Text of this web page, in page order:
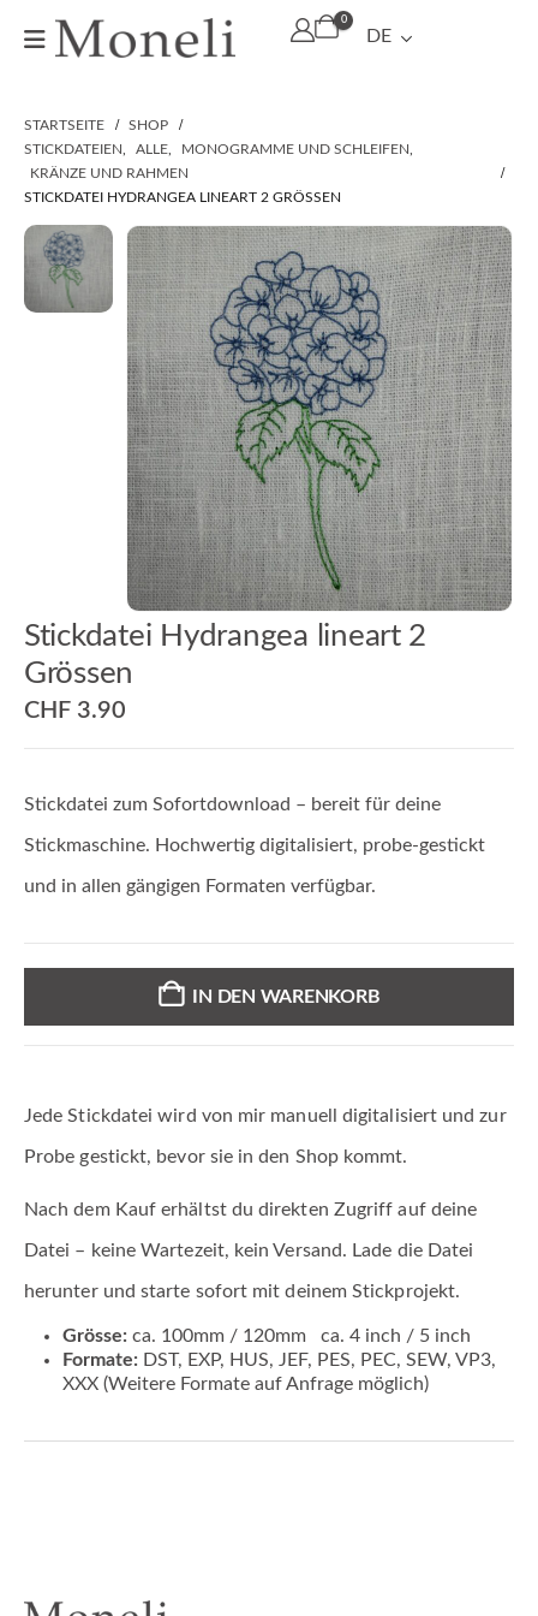
0
DE
STARTSEITE
SHOP
STICKDATEIEN
ALLE MONOGRAMME UND SCHLEIFEN
KRÄNZE UND RAHMEN
STICKDATEI HYDRANGEA LINEART 2 GRÖSSEN
Stickdatei Hydrangea lineart 2
Grössen
CHF 3.90
Stickdatei zum Sofortdownload – bereit für deine
Stickmaschine. Hochwertig digitalisiert, probe-gestickt
und in allen gängigen Formaten verfügbar.
IN DEN WARENKORB
Jede Stickdatei wird von mir manuell digitalisiert und zur
Probe gestickt, bevor sie in den Shop kommt.
Nach dem Kauf erhältst du direkten Zugriff auf deine
Datei – keine Wartezeit, kein Versand. Lade die Datei
herunter und starte sofort mit deinem Stickprojekt.
Grösse: ca. 100mm / 120mm ca. 4 inch / 5 inch
Formate: DST, EXP, HUS, JEF, PES, PEC, SEW, VP3,
XXX (Weitere Formate auf Anfrage möglich)